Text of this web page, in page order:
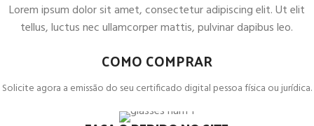
Lorem ipsum dolor sit amet, consectetur adipiscing elit. Ut elit
tellus, luctus nec ullamcorper mattis, pulvinar dapibus leo.
COMO COMPRAR
Solicite agora a emissão do seu certificado digital pessoa física ou jurídica.